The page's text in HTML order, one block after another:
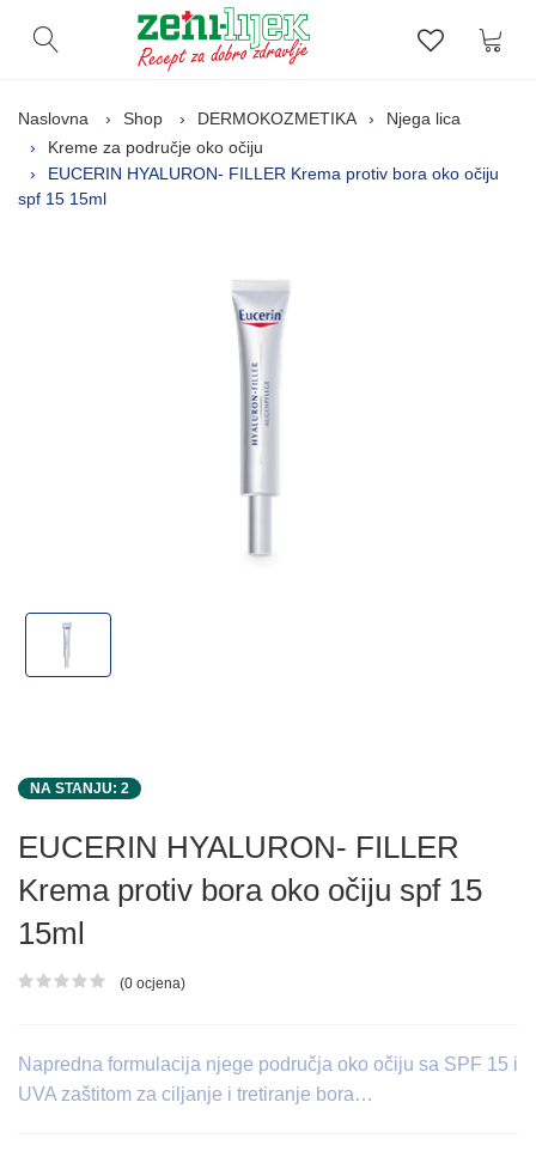
Otvori pretragu Lista
Naslovna Shop DERMOKOZMETIKA
Njega lica
Kreme za područje oko očiju
EUCERIN HYALURON- FILLER Krema protiv bora oko očiju
spf 15 15ml
NA STANJU: 2
EUCERIN HYALURON- FILLER
Krema protiv bora oko očiju spf 15
15ml
Ocjena proizvoda
(0 ocjena)
Napredna formulacija njege područja oko očiju sa SPF 15 i
UVA zaštitom za ciljanje i tretiranje bora…